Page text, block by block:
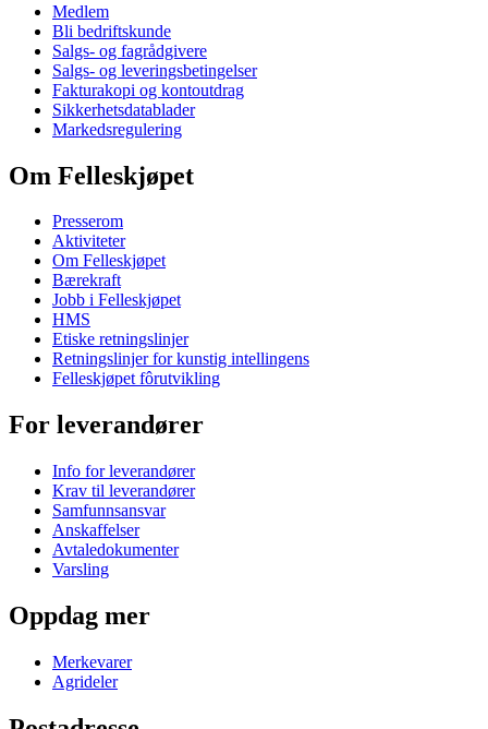
Medlem
Bli bedriftskunde
Salgs- og fagrådgivere
Salgs- og leveringsbetingelser
Fakturakopi og kontoutdrag
Sikkerhetsdatablader
Markedsregulering
Om Felleskjøpet
Presserom
Aktiviteter
Om Felleskjøpet
Bærekraft
Jobb i Felleskjøpet
HMS
Etiske retningslinjer
Retningslinjer for kunstig intellingens
Felleskjøpet fôrutvikling
For leverandører
Info for leverandører
Krav til leverandører
Samfunnsansvar
Anskaffelser
Avtaledokumenter
Varsling
Oppdag mer
Merkevarer
Agrideler